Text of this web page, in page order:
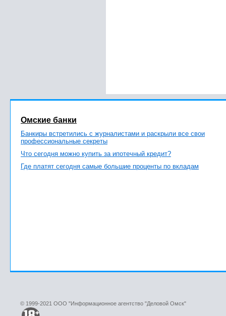
Омские банки
Банкиры встретились с журналистами и раскрыли все свои
профессиональные секреты
Что сегодня можно купить за ипотечный кредит?
Где платят сегодня самые большие проценты по вкладам
© 1999-2021 ООО "Информационное агентство "Деловой Омск"